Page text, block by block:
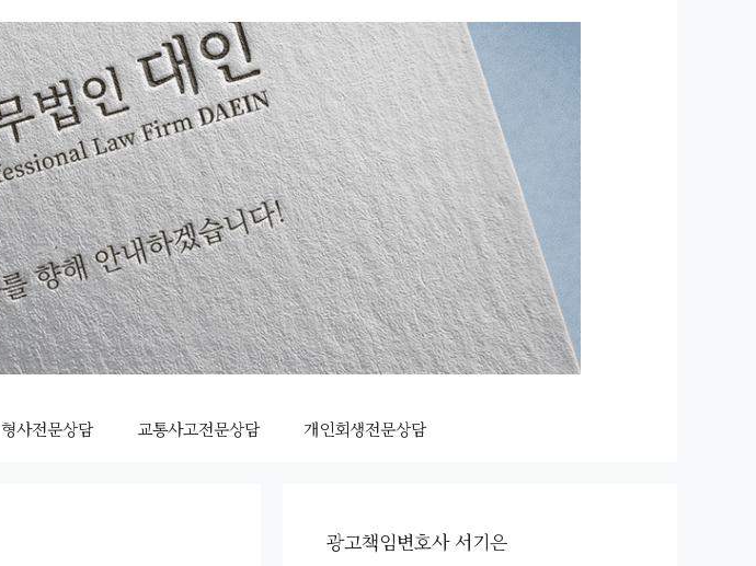
형사전문상담 교통사고전문상담 개인회생전문상담
광고책임변호사 서기은